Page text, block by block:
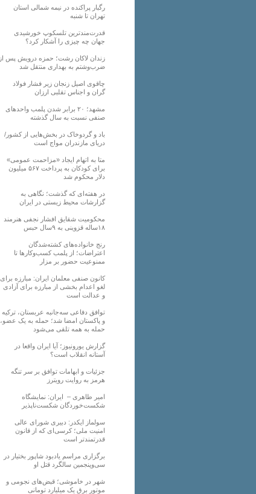
رگبار پراکنده در نیمه شمالی استان
تهران تا شنبه
قدرت‌مندترین تلسکوپ خورشیدی
جهان چه چیزی را آشکار کرد؟
زندان لاکان رشت؛ حمزه درویش پس از
ضرب‌وشتم به بهداری منتقل شد
چاقوی اصیل زنجان زیر فشار فولاد
گران و اجناس تقلبی ارزان
مشهد؛ ۲۰ برابر شدن پلمب واحدهای
صنفی نسبت به سال گذشته
باد و گردوخاک در بخش‌هایی از کشور/
دریای مازندران مواج است
متا به اتهام ایجاد «مزاحمت عمومی»
برای کودکان به پرداخت ۵۶۷ میلیون
دلار محکوم شد
در هفته‌ای که گذشت؛ نگاهی به
گزارشات محیط زیستی در ایران
محکومیت شقایق افشار نجفی هنرمند
۱۸ساله قزوینی به ۹سال حبس
رنج خانواده‌های کشته‌شدگان
اعتراضات؛ از پلمب کسب‌وکارها تا
ممنوعیت حضور بر مزار
کانون صنفی معلمان ایران: مبارزه برای
لغو اعدام بخشی از مبارزه برای آزادی
و عدالت است
توافق دفاعی سه‌جانبه عربستان، ترکیه
و پاکستان امضا شد؛ حمله به یک عضو،
حمله به همه تلقی می‌شود
گزارش یورونیوز؛ آیا ایران واقعا در
آستانه انقلاب است؟
جزئیات و ابهامات توافق بر سر تنگه
هرمز به روایت رویترز
امیر طاهری – ایران: نمایشگاه
شکست‌خوردگان شکست‌ناپذیر
سولماز ایکدر: دبیری شورای عالی
امنیت ملی؛ کرسی‌ای که از قانون
قدرتمندتر است
برگزاری مراسم یادبود شاپور بختیار در
سی‌وپنجمین سالگرد قتل او
شهر در خاموشی؛ قبض‌های نجومی و
موتور برق یک میلیارد تومانی